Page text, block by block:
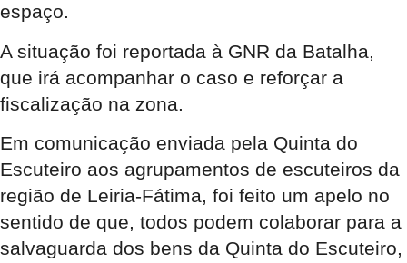
espaço.
A situação foi reportada à GNR da Batalha,
que irá acompanhar o caso e reforçar a
fiscalização na zona.
Em comunicação enviada pela Quinta do
Escuteiro aos agrupamentos de escuteiros da
região de Leiria-Fátima, foi feito um apelo no
sentido de que, todos podem colaborar para a
salvaguarda dos bens da Quinta do Escuteiro,